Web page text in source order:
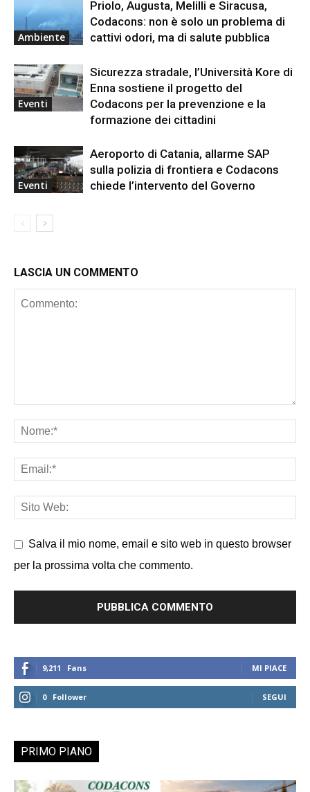
Ambiente
Priolo, Augusta, Melilli e Siracusa,
Codacons: non è solo un problema di
cattivi odori, ma di salute pubblica
Eventi
Sicurezza stradale, l’Università Kore di
Enna sostiene il progetto del
Codacons per la prevenzione e la
formazione dei cittadini
Eventi
Aeroporto di Catania, allarme SAP
sulla polizia di frontiera e Codacons
chiede l’intervento del Governo
LASCIA UN COMMENTO
Salva il mio nome, email e sito web in questo browser
per la prossima volta che commento.
9,211 Fans MI PIACE
0 Follower SEGUI
PRIMO PIANO